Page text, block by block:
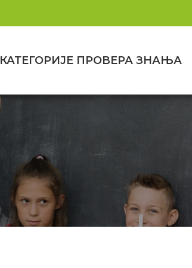
КАТЕГОРИЈЕ ПРОВЕРА ЗНАЊА